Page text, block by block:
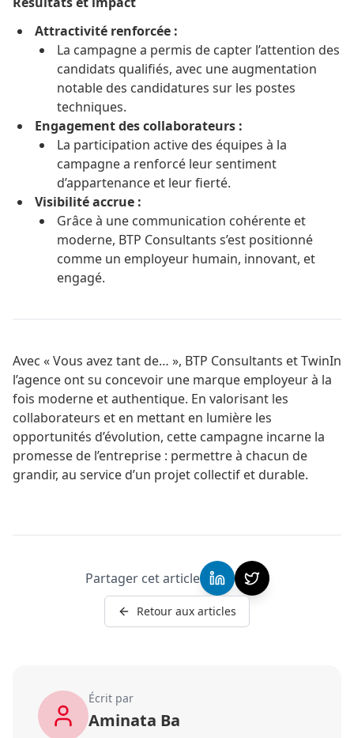
Attractivité renforcée :
La campagne a permis de capter l’attention des
candidats qualifiés, avec une augmentation
notable des candidatures sur les postes
techniques.
Engagement des collaborateurs :
La participation active des équipes à la
campagne a renforcé leur sentiment
d’appartenance et leur fierté.
Visibilité accrue :
Grâce à une communication cohérente et
moderne, BTP Consultants s’est positionné
comme un employeur humain, innovant, et
engagé.
Avec « Vous avez tant de… », BTP Consultants et TwinIn
l’agence ont su concevoir une marque employeur à la
fois moderne et authentique. En valorisant les
collaborateurs et en mettant en lumière les
opportunités d’évolution, cette campagne incarne la
promesse de l’entreprise : permettre à chacun de
grandir, au service d’un projet collectif et durable.
Partager cet article
Retour aux articles
Écrit par
Aminata Ba